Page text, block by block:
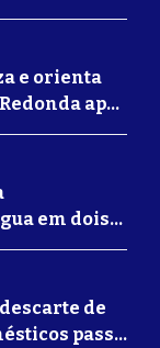
e orienta
após
de
em dois
de
passa